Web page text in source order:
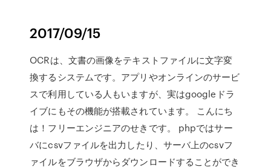
2017/09/15
OCRは、文書の画像をテキストファイルに文字変
換するシステムです。アプリやオンラインのサービ
スで利用している人もいますが、実はgoogleドラ
イブにもその機能が搭載されています。 こんにち
は！フリーエンジニアのせきです。 phpではサー
バにcsvファイルを出力したり、サーバ上のcsvフ
ァイルをブラウザからダウンロードすることができ